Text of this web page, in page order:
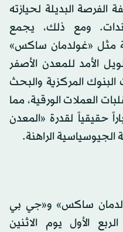
الفرصة البديلة لحيازته
ومع ذلك، يجمع
مثل «غولدمان ساكس»
الأمد للمعدن الأصفر
المركزية والبحث
العملات الورقية، مما
حقيقياً لقدرة «المعدن
الراهنة.
ساكس» و«جي بي
الأول يوم الاثنين